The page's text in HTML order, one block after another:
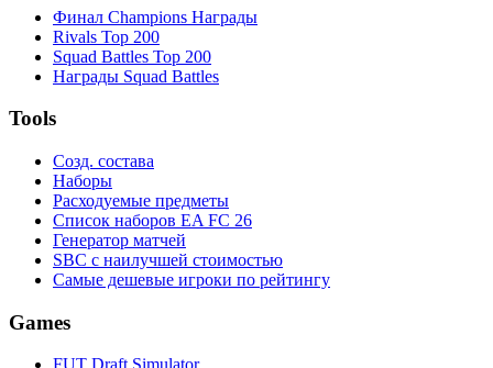
Финал Champions Награды
Rivals Top 200
Squad Battles Top 200
Награды Squad Battles
Tools
Созд. состава
Наборы
Расходуемые предметы
Список наборов EA FC 26
Генератор матчей
SBC с наилучшей стоимостью
Самые дешевые игроки по рейтингу
Games